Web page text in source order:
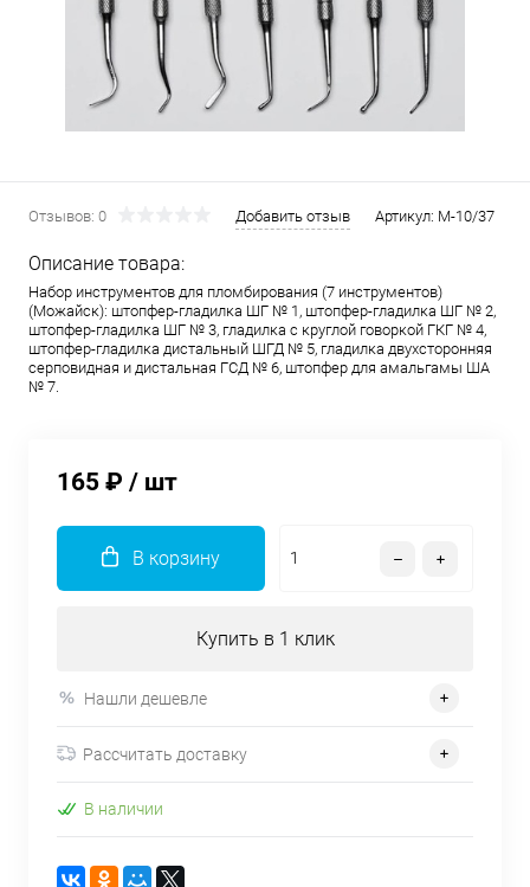
Отзывов: 0 Добавить отзыв Артикул: М-10/37
Описание товара:
Набор инструментов для пломбирования (7 инструментов)
(Можайск): штопфер-гладилка ШГ № 1, штопфер-гладилка ШГ № 2,
штопфер-гладилка ШГ № 3, гладилка с круглой говоркой ГКГ № 4,
штопфер-гладилка дистальный ШГД № 5, гладилка двухсторонняя
серповидная и дистальная ГСД № 6, штопфер для амальгамы ША
№ 7.
165 ₽ / шт
В корзину
Купить в 1 клик
Нашли дешевле
Рассчитать доставку
В наличии